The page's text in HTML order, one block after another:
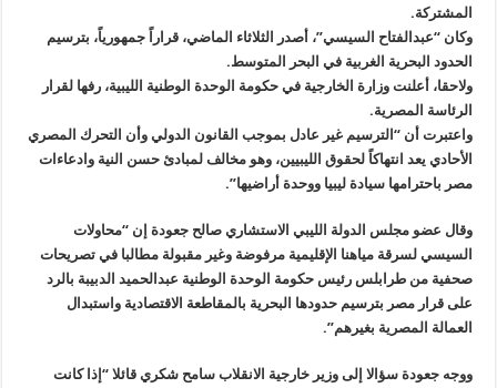
المشتركة.
وكان “عبدالفتاح السيسي”، أصدر الثلاثاء الماضي، قراراً جمهورياً، بترسيم
الحدود البحرية الغربية في البحر المتوسط.
ولاحقا، أعلنت وزارة الخارجية في حكومة الوحدة الوطنية الليبية، رفها لقرار
الرئاسة المصرية.
واعتبرت أن “الترسيم غير عادل بموجب القانون الدولي وأن التحرك المصري
الأحادي يعد انتهاكاً لحقوق الليبيين، وهو مخالف لمبادئ حسن النية وادعاءات
مصر باحترامها سيادة ليبيا ووحدة أراضيها”.
وقال عضو مجلس الدولة الليبي الاستشاري صالح جعودة إن “محاولات
السيسي لسرقة مياهنا الإقليمية مرفوضة وغير مقبولة مطالبا في تصريحات
صحفية من طرابلس رئيس حكومة الوحدة الوطنية عبدالحميد الدبيبة بالرد
على قرار مصر بترسيم حدودها البحرية بالمقاطعة الاقتصادية واستبدال
العمالة المصرية بغيرهم”.
ووجه جعودة سؤالا إلى وزير خارجية الانقلاب سامح شكري قائلا “إذا كانت